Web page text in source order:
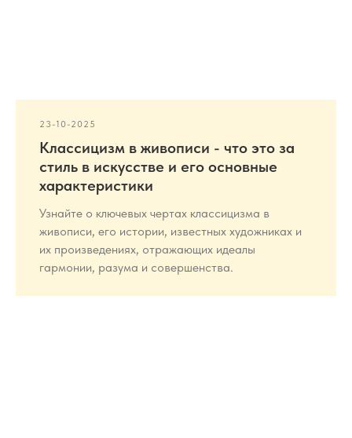
23-10-2025
Классицизм в живописи - что это за
стиль в искусстве и его основные
характеристики
Узнайте о ключевых чертах классицизма в
живописи, его истории, известных художниках и
их произведениях, отражающих идеалы
гармонии, разума и совершенства.